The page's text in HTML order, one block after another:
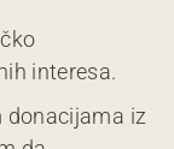
interesa.
donacijama iz